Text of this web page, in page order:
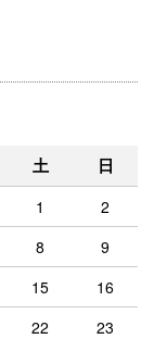
土 日
1
2
8
9
15
16
22
23